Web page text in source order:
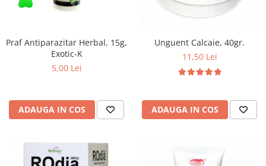
Praf Antiparazitar Herbal, 15g,
Exotic-K
5,00 Lei
ADAUGA IN COS
Unguent Calcaie, 40gr.
11,50 Lei
ADAUGA IN COS